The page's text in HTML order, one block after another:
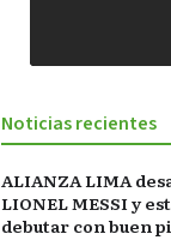
Noticias recientes
ALIANZA LIMA
LIONEL MESSI y
debutar con buen